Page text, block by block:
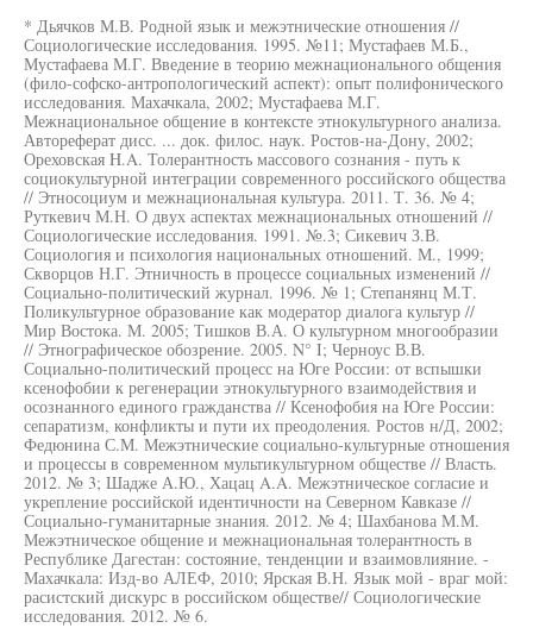
* Дьячков М.В. Родной язык и межэтнические отношения //
Социологические исследования. 1995. №11; Мустафаев М.Б.,
Мустафаева М.Г. Введение в теорию межнационального общения
(фило-софско-антропологический аспект): опыт полифонического
исследования. Махачкала, 2002; Мустафаева М.Г.
Межнациональное общение в контексте этнокультурного анализа.
Автореферат дисс. ... док. филос. наук. Ростов-на-Дону, 2002;
Ореховская H.A. Толерантность массового сознания - путь к
социокультурной интеграции современного российского общества
// Этносоциум и межнациональная культура. 2011. Т. 36. № 4;
Руткевич М.Н. О двух аспектах межнациональных отношений //
Социологические исследования. 1991. №.3; Сикевич З.В.
Социология и психология национальных отношений. М., 1999;
Скворцов Н.Г. Этничность в процессе социальных изменений //
Социально-политический журнал. 1996. № 1; Степанянц М.Т.
Поликультурное образование как модератор диалога культур //
Мир Востока. М. 2005; Тишков В.А. О культурном многообразии
// Этнографическое обозрение. 2005. N° I; Черноус В.В.
Социально-политический процесс на Юге России: от вспышки
ксенофобии к регенерации этнокультурного взаимодействия и
осознанного единого гражданства // Ксенофобия на Юге России:
сепаратизм, конфликты и пути их преодоления. Ростов н/Д, 2002;
Федюнина С.М. Межэтнические социально-культурные отношения
и процессы в современном мультикультурном обществе // Власть.
2012. № 3; Шадже А.Ю., Хацац A.A. Межэтническое согласие и
укрепление российской идентичности на Северном Кавказе //
Социально-гуманитарные знания. 2012. № 4; Шахбанова М.М.
Межэтническое общение и межнациональная толерантность в
Республике Дагестан: состояние, тенденции и взаимовлияние. -
Махачкала: Изд-во АЛЕФ, 2010; Ярская В.Н. Язык мой - враг мой:
расистский дискурс в российском обществе// Социологические
исследования. 2012. № 6.